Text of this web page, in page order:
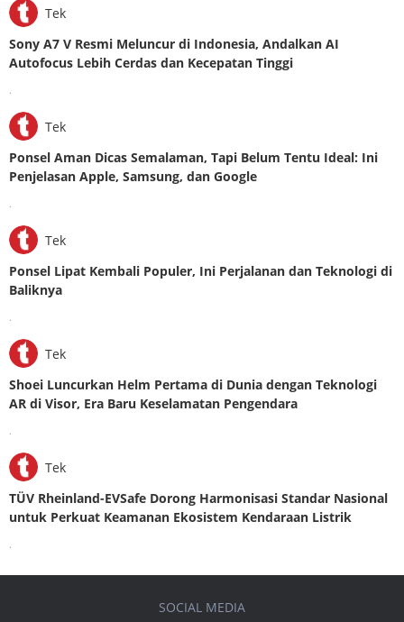
Tek
Sony A7 V Resmi Meluncur di Indonesia, Andalkan AI
Autofocus Lebih Cerdas dan Kecepatan Tinggi
.
Tek
Ponsel Aman Dicas Semalaman, Tapi Belum Tentu Ideal: Ini
Penjelasan Apple, Samsung, dan Google
.
Tek
Ponsel Lipat Kembali Populer, Ini Perjalanan dan Teknologi di
Baliknya
.
Tek
Shoei Luncurkan Helm Pertama di Dunia dengan Teknologi
AR di Visor, Era Baru Keselamatan Pengendara
.
Tek
TÜV Rheinland-EVSafe Dorong Harmonisasi Standar Nasional
untuk Perkuat Keamanan Ekosistem Kendaraan Listrik
.
SOCIAL MEDIA